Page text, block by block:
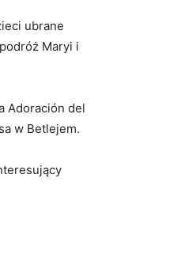
ubrane
Maryi i
Adoración del
w Betlejem.